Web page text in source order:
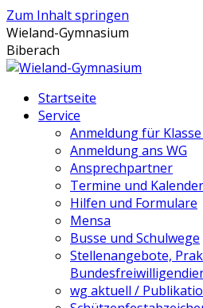
Zum Inhalt springen
Wieland-Gymnasium
Biberach
Startseite
Service
Anmeldung für Klasse
Anmeldung ans WG
Ansprechpartner
Termine und Kalender
Hilfen und Formulare
Mensa
Busse und Schulwege
Stellenangebote,
wg aktuell /